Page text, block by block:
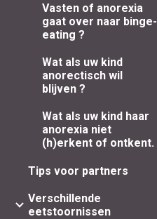
Vasten of anorexia
gaat over naar binge-
eating ?
Wat als uw kind
anorectisch wil
blijven ?
Wat als uw kind haar
anorexia niet
(h)erkent of ontkent.
Tips voor partners
Verschillende
eetstoornissen